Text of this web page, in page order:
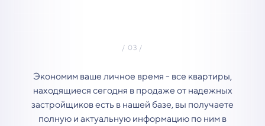
Экономим ваше личное время - все квартиры,
находящиеся сегодня в продаже от надежных
застройщиков есть в нашей базе, вы получаете
полную и актуальную информацию по ним в